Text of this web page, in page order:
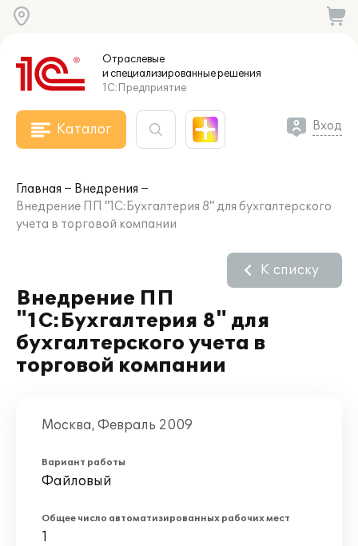
Отраслевые
и специализированныерешения
1С:Предприятие
Каталог Вход
Главная
Внедрения
Внедрение ПП "1С:Бухгалтерия 8" для бухгалтерского
учета в торговой компании
Внедрение ПП
"1С:Бухгалтерия 8" для
бухгалтерского учета в
торговой компании
К списку
Москва, Февраль 2009
Вариант работы
Файловый
Общее число автоматизированных рабочих мест
1